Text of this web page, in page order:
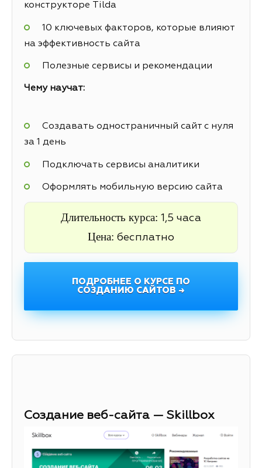
конструкторе Tilda
10 ключевых факторов, которые влияют
на эффективность сайта
Полезные сервисы и рекомендации
Чему научат:
Создавать одностраничный сайт с нуля
за 1 день
Подключать сервисы аналитики
Оформлять мобильную версию сайта
Длительность курса: 1,5 часа
Цена: бесплатно
ПОДРОБНЕЕ О КУРСЕ ПО
СОЗДАНИЮ САЙТОВ →
Создание веб-сайта — Skillbox